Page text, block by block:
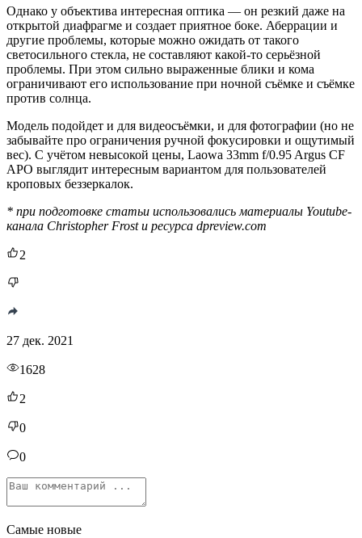
Однако у объектива интересная оптика — он резкий даже на
открытой диафрагме и создает приятное боке. Аберрации и
другие проблемы, которые можно ожидать от такого
светосильного стекла, не составляют какой-то серьёзной
проблемы. При этом сильно выраженные блики и кома
ограничивают его использование при ночной съёмке и съёмке
против солнца.
Модель подойдет и для видеосъёмки, и для фотографии (но не
забывайте про ограничения ручной фокусировки и ощутимый
вес). С учётом невысокой цены, Laowa 33mm f/0.95 Argus CF
APO выглядит интересным вариантом для пользователей
кроповых беззеркалок.
* при подготовке статьи использовались материалы Youtube-
канала Christopher Frost и ресурса dpreview.com
2
27 дек. 2021
1628
2
0
0
Самые новые